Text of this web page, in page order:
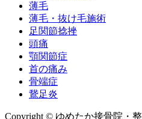
薄毛
薄毛・抜け毛施術
足関節捻挫
頭痛
顎関節症
首の痛み
骨端症
鵞足炎
Copyright © ゆめたか接骨院・整